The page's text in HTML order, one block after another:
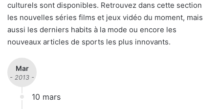
culturels sont disponibles. Retrouvez dans cette section
les nouvelles séries films et jeux vidéo du moment, mais
aussi les derniers habits à la mode ou encore les
nouveaux articles de sports les plus innovants.
Mar
- 2013 -
10 mars